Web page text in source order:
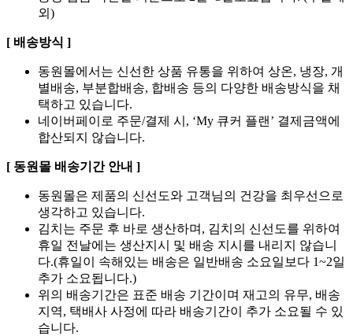
외)
[ 배송방식 ]
동원몰에서는 신선한 상품 유통을 위하여 상온, 냉장, 개
별배송, 부분합배송, 합배송 등의 다양한 배송방식을 채
택하고 있습니다.
네이버페이로 주문/결제 시, ‘My 큐커 플랜’ 결제금액에
합산되지 않습니다.
[ 동원몰 배송기간 안내 ]
동원몰은 제품의 신선도와 고객님의 건강을 최우선으로
생각하고 있습니다.
김치는 주문 후 바로 생산하며, 김치의 신선도를 위하여
휴일 전날에는 생산지시 및 배송 지시를 내리지 않습니
다.(휴일이 속해있는 배송은 일반배송 소요일보다 1~2일
추가 소요됩니다.)
위의 배송기간은 표준 배송 기간이며 재고의 유무, 배송
지역, 택배사 사정에 따라 배송기간이 추가 소요될 수 있
습니다.